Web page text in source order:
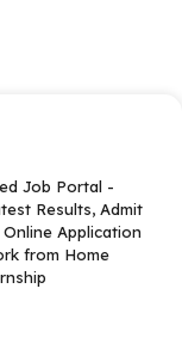
Job Portal -
Results, Admit
Application
from Home